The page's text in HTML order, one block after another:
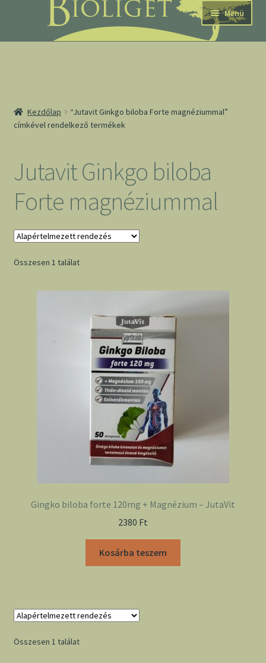
navigációhoz
tartalomba
Menü
Kezdőlap
“Jutavit Ginkgo biloba Forte magnéziummal”
címkével rendelkező termékek
Jutavit Ginkgo biloba
Forte magnéziummal
Összesen 1 találat
Gingko biloba forte 120mg + Magnézium – JutaVit
2380 Ft
Kosárba teszem
Összesen 1 találat